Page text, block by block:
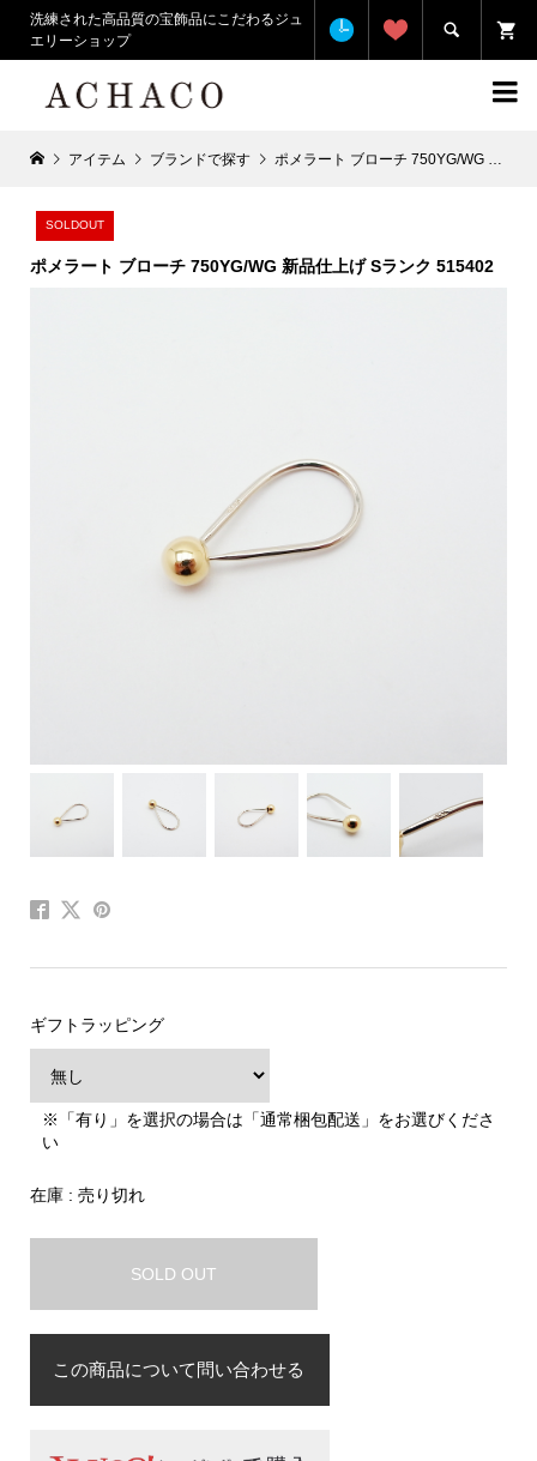
洗練された高品質の宝飾品にこだわるジュ
エリーショップ


アイテム ブランドで探す ポメラート ブローチ 750YG/WG 新品仕上げ Sランク 515402
SOLDOUT
ポメラート ブローチ 750YG/WG 新品仕上げ Sランク 515402
ギフトラッピング
※「有り」を選択の場合は「通常梱包配送」をお選びくださ
い
在庫 : 売り切れ
SOLD OUT
この商品について問い合わせる